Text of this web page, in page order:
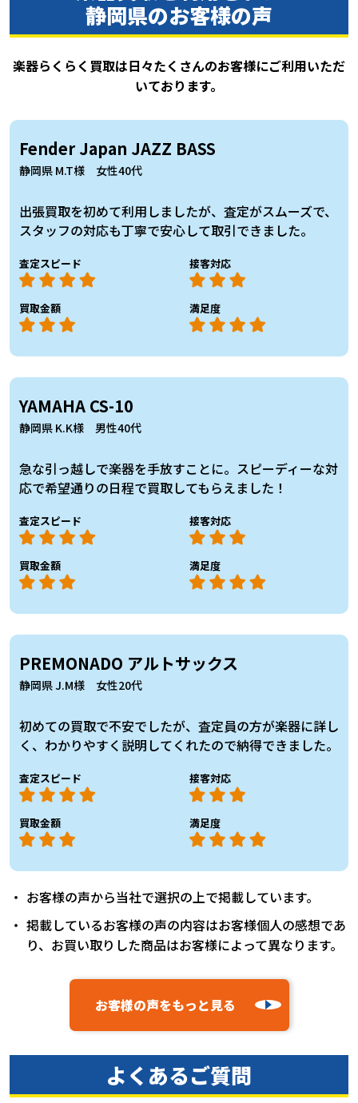
静岡県のお客様の声
楽器らくらく買取は日々たくさんのお客様にご利用いただ
いております。
Fender Japan JAZZ BASS
静岡県 M.T様 女性40代
出張買取を初めて利用しましたが、査定がスムーズで、
スタッフの対応も丁寧で安心して取引できました。
査定スピード 接客対応
買取金額 満足度
YAMAHA CS-10
静岡県 K.K様 男性40代
急な引っ越しで楽器を手放すことに。スピーディーな対
応で希望通りの日程で買取してもらえました！
査定スピード 接客対応
買取金額 満足度
PREMONADO アルトサックス
静岡県 J.M様 女性20代
初めての買取で不安でしたが、査定員の方が楽器に詳し
く、わかりやすく説明してくれたので納得できました。
査定スピード 接客対応
買取金額 満足度
お客様の声から当社で選択の上で掲載しています。
掲載しているお客様の声の内容はお客様個人の感想であ
り、お買い取りした商品はお客様によって異なります。
お客様の声をもっと見る
よくあるご質問